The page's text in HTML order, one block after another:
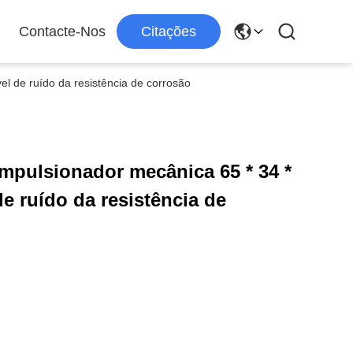
Contacte-Nos Citações
de ruído da resistência de corrosão
mecânica 65 * 34 *
ruído da resistência de